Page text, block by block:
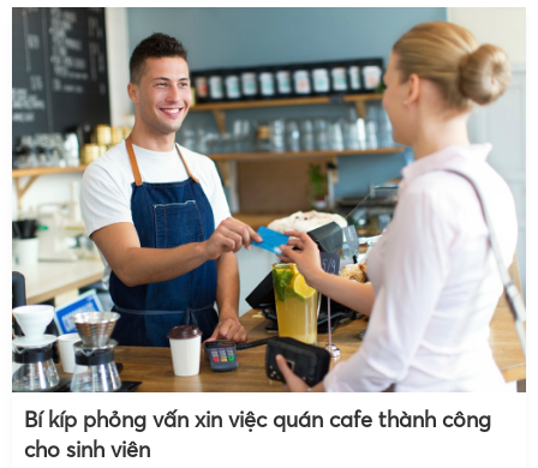
Bí kíp phỏng vấn xin việc quán cafe thành công
cho sinh viên